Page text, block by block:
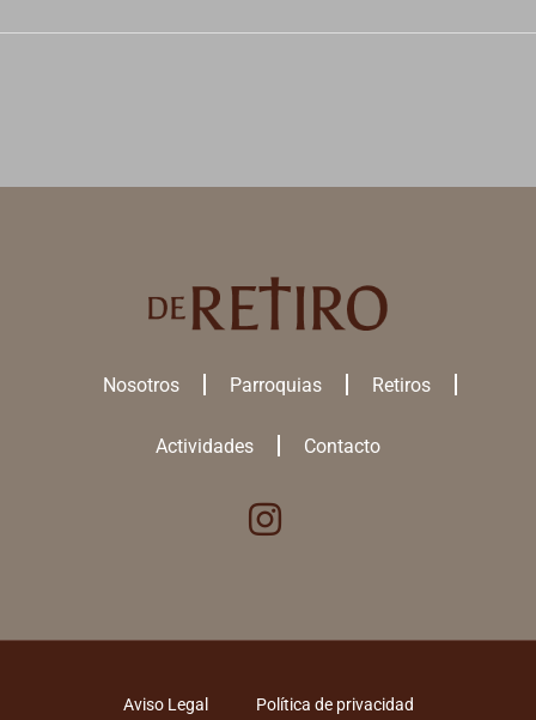
Nosotros Parroquias Retiros
Actividades Contacto
Aviso Legal Política de privacidad
RECHAZAR